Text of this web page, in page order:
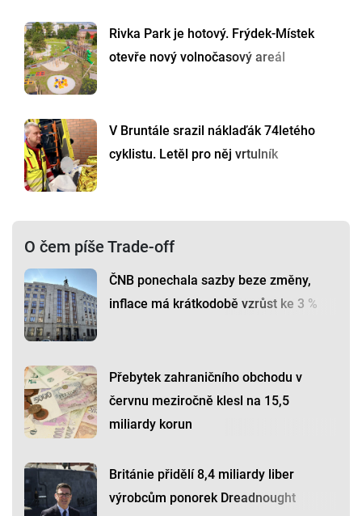
Rivka Park je hotový. Frýdek-Místek
otevře nový volnočasový areál
V Bruntále srazil náklaďák 74letého
cyklistu. Letěl pro něj vrtulník
O čem píše Trade-off
ČNB ponechala sazby beze změny,
inflace má krátkodobě vzrůst ke 3 %
Přebytek zahraničního obchodu v
červnu meziročně klesl na 15,5
miliardy korun
Británie přidělí 8,4 miliardy liber
výrobcům ponorek Dreadnought